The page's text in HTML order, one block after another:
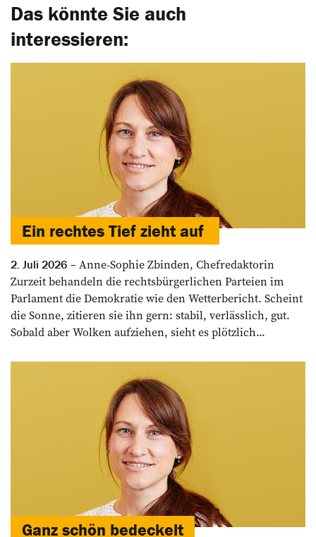
Das könnte Sie auch
interessieren:
Ein rechtes Tief zieht auf
2. Juli 2026
Anne-Sophie Zbinden, Chefredaktorin
Zurzeit behandeln die rechtsbürgerlichen ­Parteien im
Parlament die Demokratie wie den Wetterbericht. Scheint
die Sonne, zitieren sie ihn gern: stabil, verlässlich, gut.
Sobald aber Wolken aufziehen, sieht es plötzlich...
Ganz schön ­bedeckelt